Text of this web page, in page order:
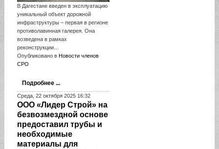
В Дагестане введен в эксплуатацию
уникальный объект дорожной
инфраструктуры – первая в регионе
противолавинная галерея. Она
возведена в рамках
реконструкции…
Опубликовано в Новости членов
СРО
Подробнее ...
Среда, 22 октября 2025 16:32
ООО «Лидер Строй» на
безвозмездной основе
предоставил трубы и
необходимые
материалы для